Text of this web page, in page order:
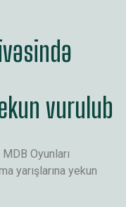
vurulub
Oyunları
yarışlarına yekun